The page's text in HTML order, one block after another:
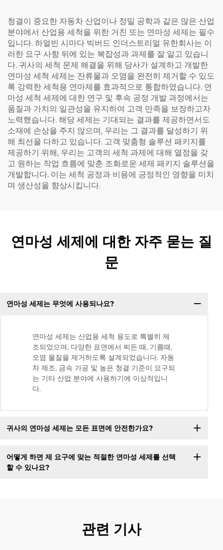
청결이 중요한 자동차 산업이나 정밀 공학과 같은 많은 산업
분야에서 산업용 세척을 위한 거친 또는 연마성 세제는 필수
입니다. 하얼빈 시마다 빅버드 인더스트리얼 유한회사는 이
러한 요구 사항 뒤에 있는 복잡성과 과제를 잘 알고 있습니
다. 귀사의 세척 문제 해결을 위해 당사가 설계하고 개발한
연마성 세척 세제는 잔류물과 오염을 완전히 제거할 수 있도
록 강력한 세척용 연마제를 효과적으로 통합하였습니다. 연
마성 세척 세제에 대한 연구 및 후속 공정 개발 과정에서는
품질과 가치의 일관성을 유지하여 고객 만족을 보장하고자
노력했습니다. 해당 세제는 기대되는 결과를 제공하면서도
소재에 손상을 주지 않으며, 우리는 그 결과를 달성하기 위
해 최선을 다하고 있습니다. 고객 맞춤형 솔루션 패키지를
제공하기 위해, 우리는 고객의 세척 과제에 대해 열정을 갖
고 원하는 작업 흐름에 맞춘 조화로운 세제 패키지 솔루션을
개발합니다. 이는 세척 공정과 비용에 긍정적인 영향을 미치
며 생산성을 향상시킵니다.
연마성 세제에 대한 자주 묻는 질
문
연마성 세제는 무엇에 사용되나요?
연마성 세제는 산업용 세척 용도로 특별히 제
조되었으며, 다양한 표면에서 찌든 때, 기름때,
오염 물질을 제거하도록 설계되었습니다. 자동
차 제조, 금속 가공 및 높은 청결 기준이 요구되
는 기타 산업 분야에 사용하기에 이상적입니
다.
귀사의 연마성 세제는 모든 표면에 안전한가요?
어떻게 하면 제 요구에 맞는 적절한 연마성 세제를 선택
할 수 있나요?
관련 기사